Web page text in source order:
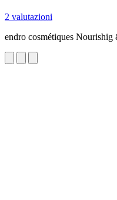
2 valutazioni
endro cosmétiques